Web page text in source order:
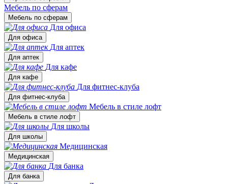
Мебель по сферам
Мебель по сферам
Для офиса
Для офиса
Для аптек
Для аптек
Для кафе
Для кафе
Для фитнес-клуба
Для фитнес-клуба
Мебель в стиле лофт
Мебель в стиле лофт
Для школы
Для школы
Медицинская
Медицинская
Для банка
Для банка